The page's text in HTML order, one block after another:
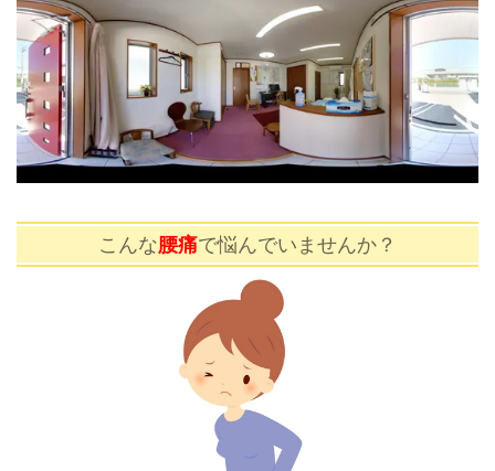
こんな腰痛で悩んでいませんか？